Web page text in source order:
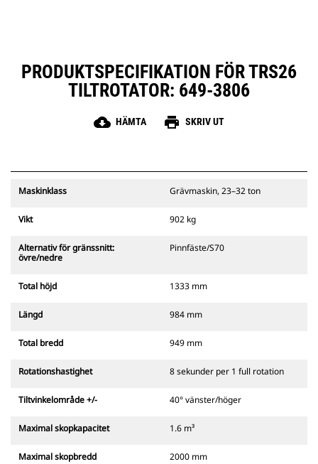
PRODUKTSPECIFIKATION FÖR TRS26
TILTROTATOR: 649-3806
cloud_download HÄMTA print SKRIV UT
Maskinklass Grävmaskin, 23–32 ton
Vikt 902 kg
Alternativ för gränssnitt:
övre/nedre
Pinnfäste/S70
Total höjd 1333 mm
Längd 984 mm
Total bredd 949 mm
Rotationshastighet 8 sekunder per 1 full rotation
Tiltvinkelområde +/- 40° vänster/höger
Maximal skopkapacitet 1.6 m³
Maximal skopbredd 2000 mm